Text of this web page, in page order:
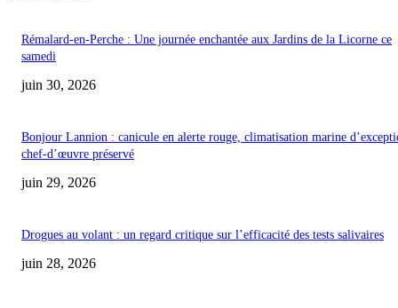
Rémalard-en-Perche : Une journée enchantée aux Jardins de la Licorne ce
samedi
juin 30, 2026
Bonjour Lannion : canicule en alerte rouge, climatisation marine
chef-d’œuvre préservé
juin 29, 2026
Drogues au volant : un regard critique sur l’efficacité des tests salivaires
juin 28, 2026